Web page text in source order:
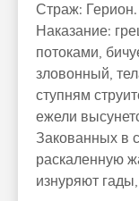
Страж: Герион.
Наказание:
потоками,
зловонный,
ступням
ежели
Закованных в
раскаленную
изнуряют